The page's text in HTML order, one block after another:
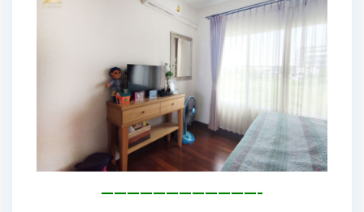
————————————-